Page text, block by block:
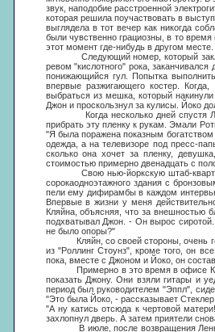
звук, наподобие расстроенной
которая решила поучаствовать в
выглядела в тот вечер как никогда
были чувственно грациозны, в то
этот момент где-нибудь в другом месте.
Следующий номер, который
ревом "кислотного" рока,
понижающийся гул. Попытка
впервые разжигающего костер.
выбраться из мешка, который
Джон и проскользнул за кулисы. Йоко
Когда несколько дней спустя
прибрать эту пленку к рукам. Эмали
"Я была поражена показным
одежда, а на телевизоре под пресс-
сколько она хочет за пленку,
стоимостью примерно двенадцать с
Свою нью-йоркскую штаб-квартиру
сорокаодноэтажного здания с
пели ему дифирамбы в каждом
Впервые в жизни у меня
Кляйна, объясняя, что за внешностью
подхватывал Джон. - Он вырос сиротой.
не было опоры?"
Кляйн, со своей стороны, очень
из "Роллинг Стоунз", кроме того, он
пока, вместе с Джоном и Йоко, он
Примерно в это время в офисе
показать Джону. Они взяли гитары и
период был руководителем "Эппл",
"Это была Йоко, - рассказывает
"А ну катись отсюда к чертовой
захлопнул дверь. А затем приятели
В июле, после возвращения